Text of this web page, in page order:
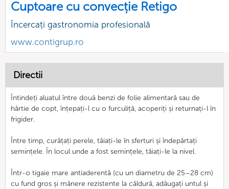
Cuptoare cu convecție Retigo
Încercați gastronomia profesională
www.contigrup.ro
Directii
Întindeți aluatul între două benzi de folie alimentară sau de
hârtie de copt, înțepați-l cu o furculiță, acoperiți și returnați-l în
frigider.
Între timp, curățați perele, tăiați-le în sferturi și îndepărtați
semințele. În locul unde a fost semințele, tăiați-le la nivel.
Într-o tigaie mare antiaderentă (cu un diametru de 25–28 cm)
cu fund gros și mânere rezistente la căldură, adăugați untul și